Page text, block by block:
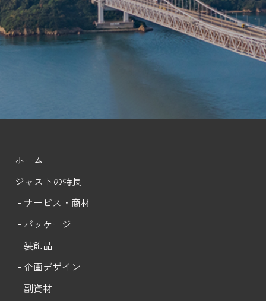
ホーム
ジャストの特長
サービス・商材
パッケージ
装飾品
企画デザイン
副資材